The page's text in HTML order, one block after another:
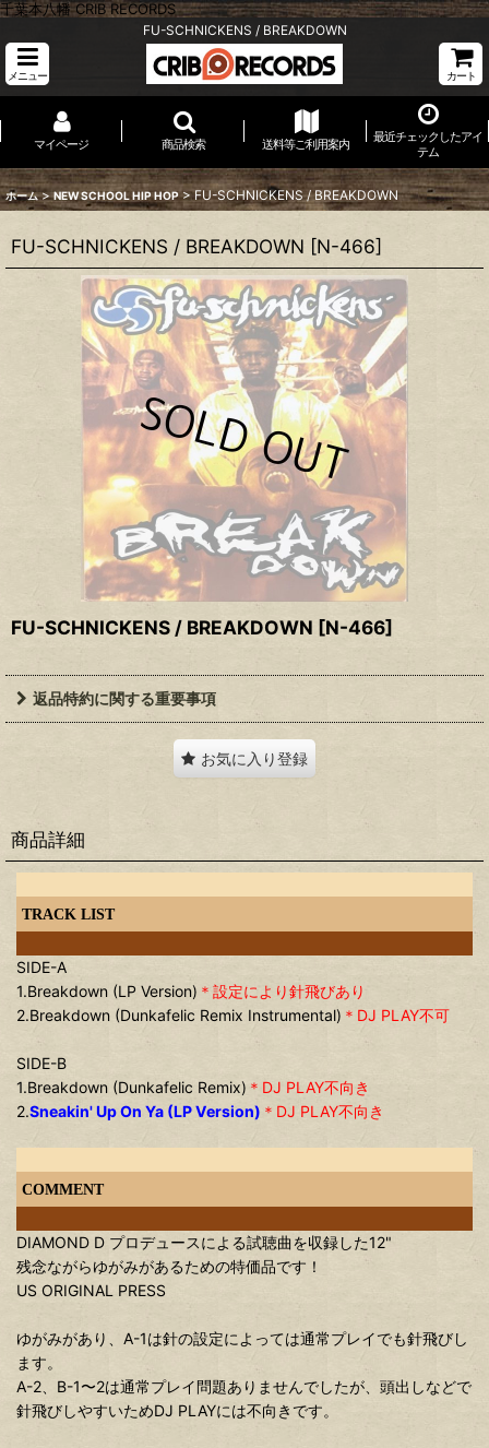
千葉本八幡 CRIB RECORDS
FU-SCHNICKENS / BREAKDOWN
メニュー カート
マイページ 商品検索 送料等ご利用案内
最近チェックしたアイ
テム
ホーム > NEW SCHOOL HIP HOP > FU-SCHNICKENS / BREAKDOWN
FU-SCHNICKENS / BREAKDOWN [N-466]
FU-SCHNICKENS / BREAKDOWN [N-466]
返品特約に関する重要事項
お気に入り登録
商品詳細
TRACK LIST
SIDE-A
1.Breakdown (LP Version) ＊設定により針飛びあり
2.Breakdown (Dunkafelic Remix Instrumental) ＊DJ PLAY不可
SIDE-B
1.Breakdown (Dunkafelic Remix) ＊DJ PLAY不向き
2.Sneakin' Up On Ya (LP Version) ＊DJ PLAY不向き
COMMENT
DIAMOND D プロデュースによる試聴曲を収録した12"
残念ながらゆがみがあるための特価品です！
US ORIGINAL PRESS
ゆがみがあり、A-1は針の設定によっては通常プレイでも針飛びし
ます。
A-2、B-1〜2は通常プレイ問題ありませんでしたが、頭出しなどで
針飛びしやすいためDJ PLAYには不向きです。